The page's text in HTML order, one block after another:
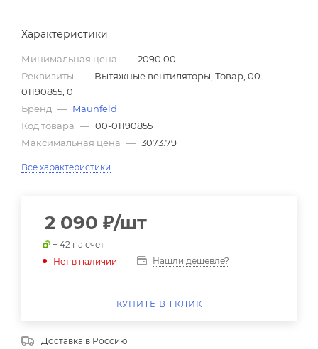
Характеристики
Минимальная цена — 2090.00
Реквизиты — Вытяжные вентиляторы, Товар, 00-
01190855, 0
Бренд — Maunfeld
Код товара — 00-01190855
Максимальная цена — 3073.79
Все характеристики
2 090 ₽/шт
+ 42 на счет
Нет в наличии
Нашли дешевле?
КУПИТЬ В 1 КЛИК
Доставка в Россию